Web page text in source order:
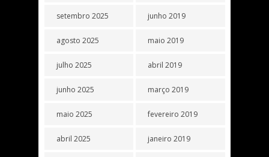
setembro 2025
agosto 2025
julho 2025
junho 2025
maio 2025
abril 2025
junho 2019
maio 2019
abril 2019
março 2019
fevereiro 2019
janeiro 2019